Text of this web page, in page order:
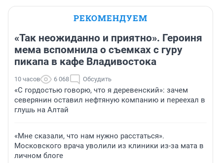
РЕКОМЕНДУЕМ
«Так неожиданно и приятно». Героиня
мема вспомнила о съемках с гуру
пикапа в кафе Владивостока
10 часов 6 068 Обсудить
«С гордостью говорю, что я деревенский»: зачем
северянин оставил нефтяную компанию и переехал в
глушь на Алтай
«Мне сказали, что нам нужно расстаться».
Московского врача уволили из клиники из-за мата в
личном блоге